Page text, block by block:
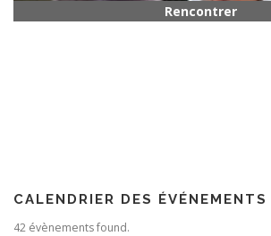
CALENDRIER DES ÉVÉNEMENTS
42 évènements found.